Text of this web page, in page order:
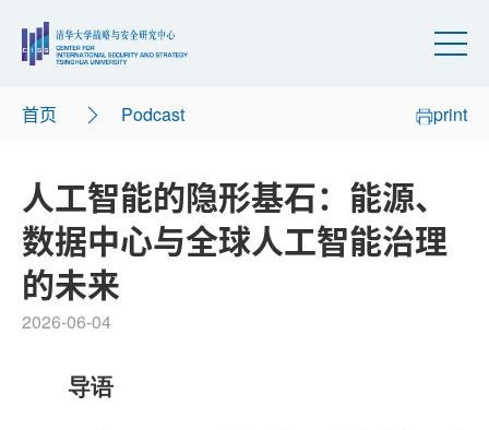
首页 Podcast print
人工智能的隐形基石：能源、
数据中心与全球人工智能治理
的未来
2026-06-04
导语